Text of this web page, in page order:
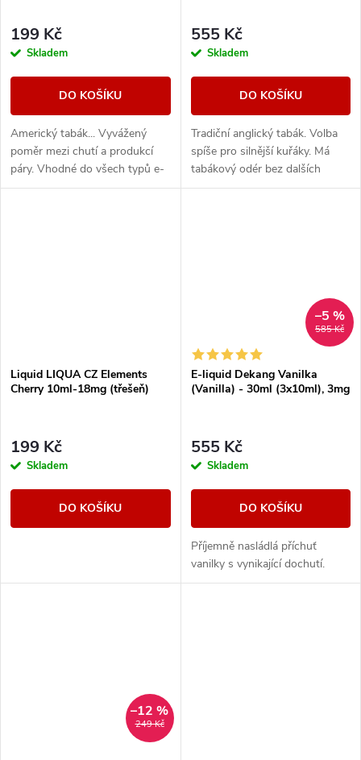
199 Kč
Skladem
DO KOŠÍKU
Americký tabák... Vyvážený
poměr mezi chutí a produkcí
páry. Vhodné do všech typů e-
cigaret
555 Kč
Skladem
DO KOŠÍKU
Tradiční anglický tabák. Volba
spíše pro silnější kuřáky. Má
tabákový odér bez dalších
aromatických prvků.
Liquid LIQUA CZ Elements
Cherry 10ml-18mg (třešeň)
199 Kč
Skladem
DO KOŠÍKU
585 Kč
–5 %
E-liquid Dekang Vanilka
(Vanilla) - 30ml (3x10ml), 3mg
555 Kč
Skladem
DO KOŠÍKU
Příjemně nasládlá příchuť
vanilky s vynikající dochutí.
249 Kč
–12 %